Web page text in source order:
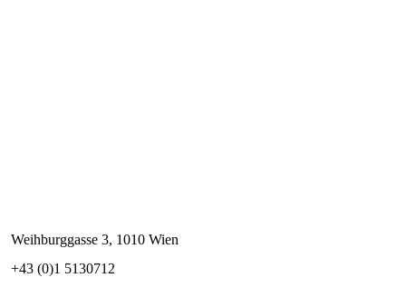
Weihburggasse 3, 1010 Wien
+43 (0)1 5130712